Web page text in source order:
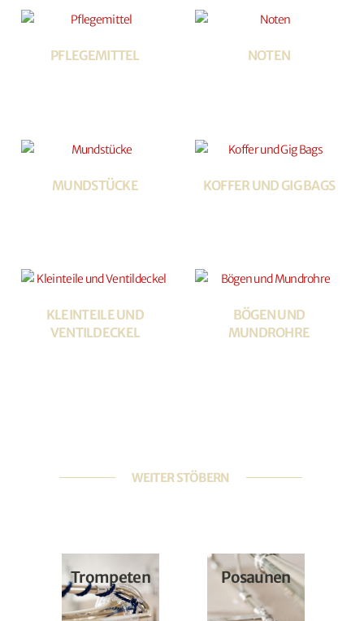
PFLEGEMITTEL NOTEN
MUNDSTÜCKE KOFFER UND GIG BAGS
KLEINTEILE UND
VENTILDECKEL
BÖGEN UND
MUNDROHRE
WEITER STÖBERN
Trompeten Posaunen